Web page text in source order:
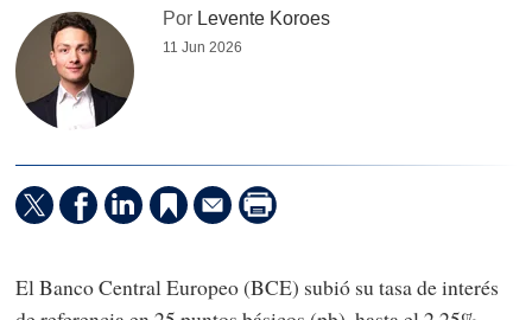
Por Levente Koroes
11 Jun 2026
El Banco Central Europeo (BCE) subió su tasa de interés